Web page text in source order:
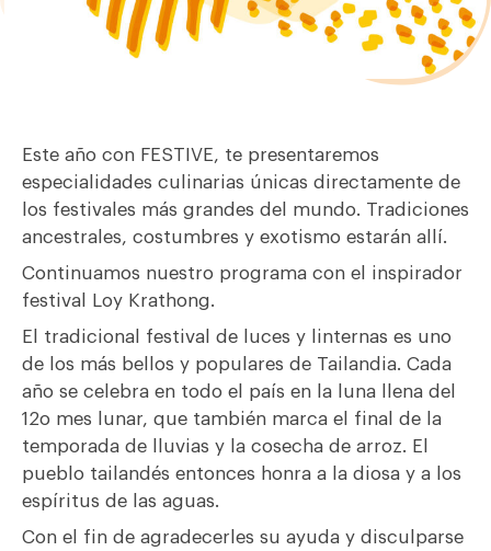
Este año con FESTIVE, te presentaremos
especialidades culinarias únicas directamente de
los festivales más grandes del mundo. Tradiciones
ancestrales, costumbres y exotismo estarán allí.
Continuamos nuestro programa con el inspirador
festival Loy Krathong.
El tradicional festival de luces y linternas es uno
de los más bellos y populares de Tailandia. Cada
año se celebra en todo el país en la luna llena del
12o mes lunar, que también marca el final de la
temporada de lluvias y la cosecha de arroz. El
pueblo tailandés entonces honra a la diosa y a los
espíritus de las aguas.
Con el fin de agradecerles su ayuda y disculparse